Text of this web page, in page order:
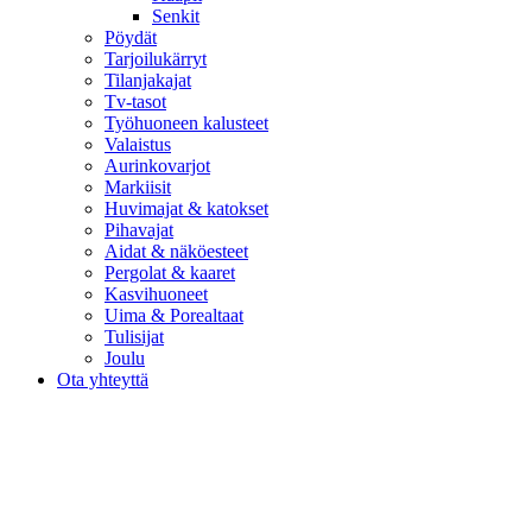
Senkit
Pöydät
Tarjoilukärryt
Tilanjakajat
Tv-tasot
Työhuoneen kalusteet
Valaistus
Aurinkovarjot
Markiisit
Huvimajat & katokset
Pihavajat
Aidat & näköesteet
Pergolat & kaaret
Kasvihuoneet
Uima & Porealtaat
Tulisijat
Joulu
Ota yhteyttä